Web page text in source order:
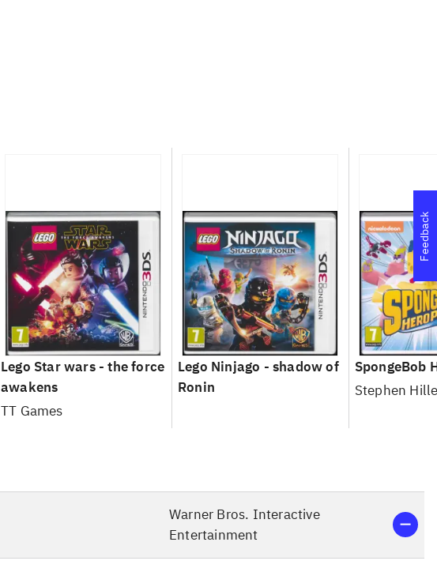
Lego Star wars - the force
awakens
TT Games
Lego Ninjago - shadow of
Ronin
SpongeBob
Stephen
Warner Bros. Interactive
Entertainment
Feedback